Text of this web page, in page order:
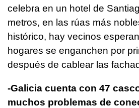
celebra en un hotel de
metros, en las rúas más
histórico, hay vecinos
hogares se enganchen por
después de cablear las
-Galicia cuenta con 47
muchos problemas de